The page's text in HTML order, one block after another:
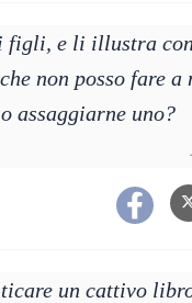
figli, e li illustra
non posso fare a
assaggiarne uno?
un cattivo